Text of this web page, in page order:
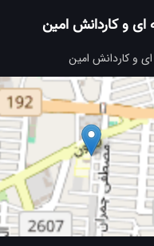
و کاردانش امین
و کاردانش امین